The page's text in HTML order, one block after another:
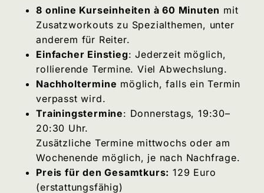
8 online Kurseinheiten à 60 Minuten mit
Zusatzworkouts zu Spezialthemen, unter
anderem für Reiter.
Einfacher Einstieg: Jederzeit möglich,
rollierende Termine. Viel Abwechslung.
Nachholtermine möglich, falls ein Termin
verpasst wird.
Trainingstermine: Donnerstags, 19:30–
20:30 Uhr.
Zusätzliche Termine mittwochs oder am
Wochenende möglich, je nach Nachfrage.
Preis für den Gesamtkurs: 129 Euro
(erstattungsfähig)